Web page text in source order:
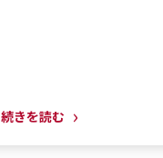
続きを読む